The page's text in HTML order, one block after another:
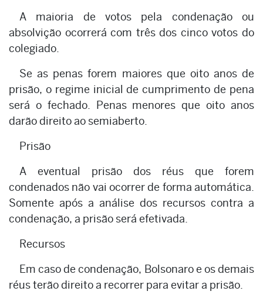
A maioria de votos pela condenação ou
absolvição ocorrerá com três dos cinco votos do
colegiado.
Se as penas forem maiores que oito anos de
prisão, o regime inicial de cumprimento de pena
será o fechado. Penas menores que oito anos
darão direito ao semiaberto.
Prisão
A eventual prisão dos réus que forem
condenados não vai ocorrer de forma automática.
Somente após a análise dos recursos contra a
condenação, a prisão será efetivada.
Recursos
Em caso de condenação, Bolsonaro e os demais
réus terão direito a recorrer para evitar a prisão.